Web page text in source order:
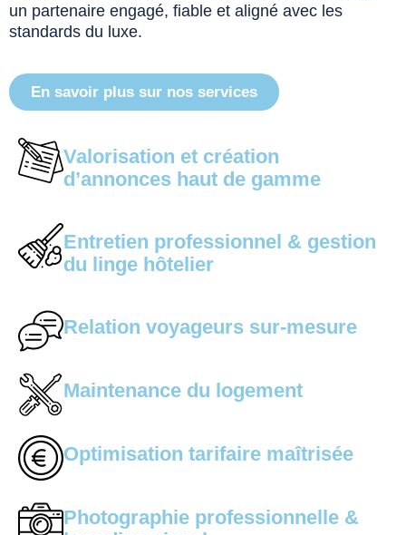
un partenaire engagé, fiable et aligné avec les
standards du luxe.
En savoir plus sur nos services
Valorisation et création
d’annonces haut de gamme
Entretien professionnel & gestion
du linge hôtelier
Relation voyageurs sur-mesure
Maintenance du logement
Optimisation tarifaire maîtrisée
Photographie professionnelle &